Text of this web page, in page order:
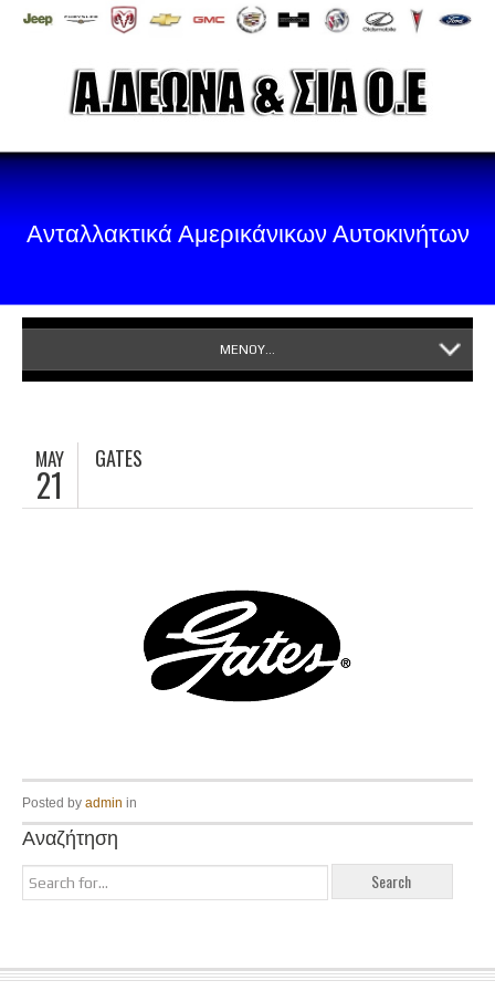
Ανταλλακτικά Αμερικάνικων Αυτοκινήτων
ΜΕΝΟΥ...
MAY
21
GATES
Posted by admin in
Αναζήτηση